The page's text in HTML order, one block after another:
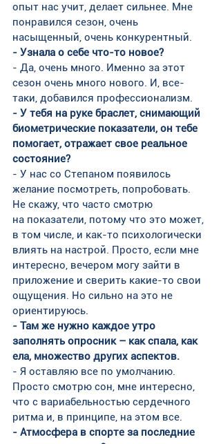
опыт нас учит, делает сильнее. Мне
понравился сезон, очень
насыщенный, очень конкурентный.
- Узнала о себе что-то новое?
- Да, очень много. Именно за этот
сезон очень много нового. И, все-
таки, добавился профессионализм.
- У тебя на руке браслет, снимающий
биометрические показатели, он тебе
помогает, отражает свое реальное
состояние?
- У нас со Степаном появилось
желание посмотреть, попробовать.
Не скажу, что часто смотрю
на показатели, потому что это может,
в том числе, и как-то психологически
влиять на настрой. Просто, если мне
интересно, вечером могу зайти в
приложение и сверить какие-то свои
ощущения. Но сильно на это не
ориентируюсь.
- Там же нужно каждое утро
заполнять опросник – как спала, как
ела, множество других аспектов.
- Я оставляю все по умолчанию.
Просто смотрю сон, мне интересно,
что с вариабельностью сердечного
ритма и, в принципе, на этом все.
- Атмосфера в спорте за последние